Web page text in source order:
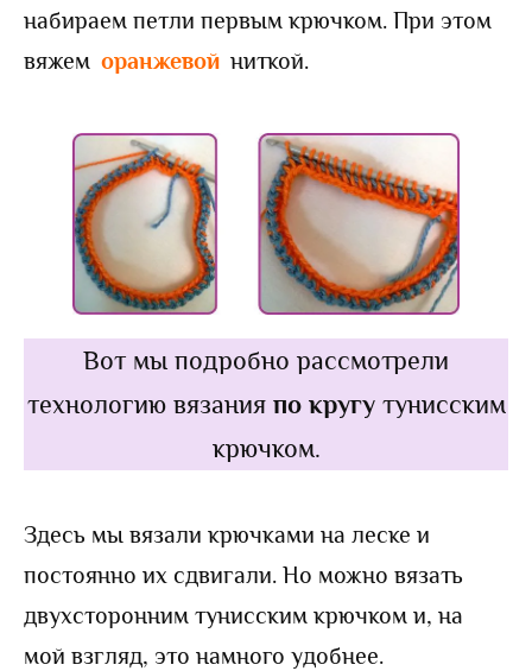
набираем петли первым крючком. При этом
вяжем оранжевой ниткой.
Вот мы подробно рассмотрели
технологию вязания по кругутунисским
крючком.
Здесь мы вязали крючками на леске и
постоянно их сдвигали. Но можно вязать
двухсторонним тунисским крючком и, на
мой взгляд, это намного удобнее.